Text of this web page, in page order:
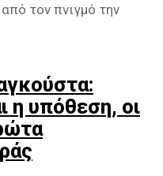
τον πνιγμό την
η υπόθεση, οι